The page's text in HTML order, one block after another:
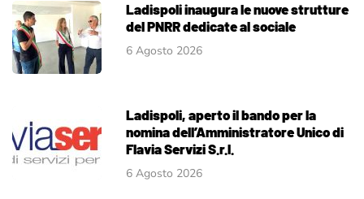
Ladispoli inaugura le nuove strutture
del PNRR dedicate al sociale
6 Agosto 2026
Ladispoli, aperto il bando per la
nomina dell’Amministratore Unico di
Flavia Servizi S.r.l.
6 Agosto 2026